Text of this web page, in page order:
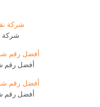
شركة
أفضل رقم
أفضل رقم